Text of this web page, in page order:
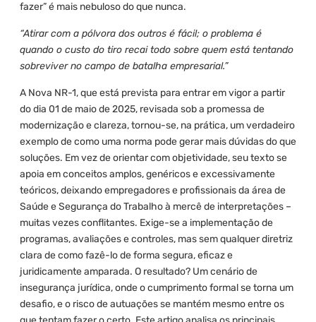
fazer” é mais nebuloso do que nunca.
“Atirar com a pólvora dos outros é fácil; o problema é
quando o custo do tiro recai todo sobre quem está tentando
sobreviver no campo de batalha empresarial.”
A Nova NR-1, que está prevista para entrar em vigor a partir
do dia 01 de maio de 2025, revisada sob a promessa de
modernização e clareza, tornou-se, na prática, um verdadeiro
exemplo de como uma norma pode gerar mais dúvidas do que
soluções. Em vez de orientar com objetividade, seu texto se
apoia em conceitos amplos, genéricos e excessivamente
teóricos, deixando empregadores e profissionais da área de
Saúde e Segurança do Trabalho à mercê de interpretações –
muitas vezes conflitantes. Exige-se a implementação de
programas, avaliações e controles, mas sem qualquer diretriz
clara de como fazê-lo de forma segura, eficaz e
juridicamente amparada. O resultado? Um cenário de
insegurança jurídica, onde o cumprimento formal se torna um
desafio, e o risco de autuações se mantém mesmo entre os